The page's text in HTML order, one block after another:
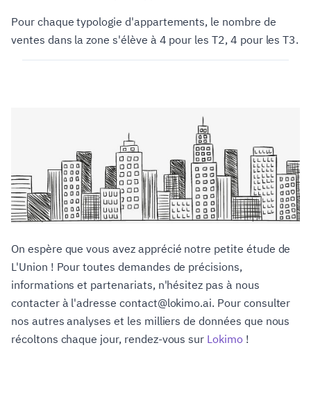
Pour chaque typologie d'appartements, le nombre de
ventes dans la zone s'élève à 4 pour les T2, 4 pour les T3.
On espère que vous avez apprécié notre petite étude de
L'Union ! Pour toutes demandes de précisions,
informations et partenariats, n'hésitez pas à nous
contacter à l'adresse contact@lokimo.ai. Pour consulter
nos autres analyses et les milliers de données que nous
récoltons chaque jour, rendez-vous sur Lokimo!